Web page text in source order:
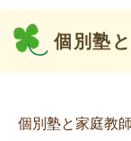
個別塾
個別塾と家庭教